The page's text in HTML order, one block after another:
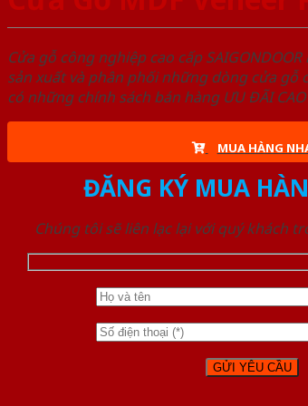
Cửa gỗ công nghiệp cao cấp
sản xuất và phân phối những dòng cửa gỗ
có những chính sách bán hàng ƯU ĐÃI
MUA HÀNG
ĐĂNG KÝ MUA
Chúng tôi sẽ liên lạc lại với quý khách